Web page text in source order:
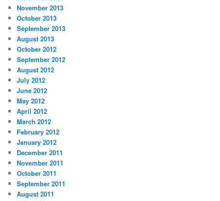
November 2013
October 2013
September 2013
August 2013
October 2012
September 2012
August 2012
July 2012
June 2012
May 2012
April 2012
March 2012
February 2012
January 2012
December 2011
November 2011
October 2011
September 2011
August 2011